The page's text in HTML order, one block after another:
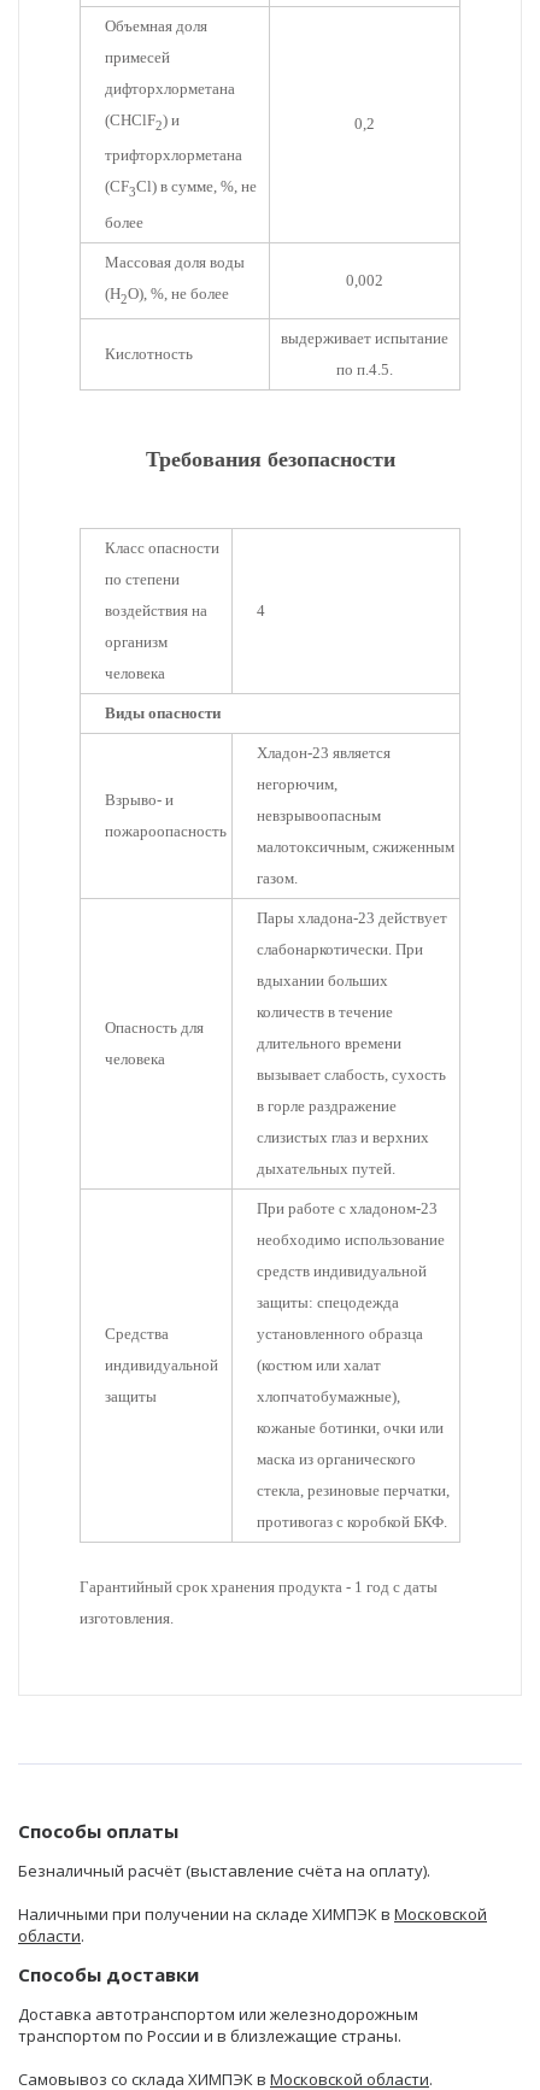
Объемная доля
примесей
дифторхлорметана
(CHClF2) и
трифторхлорметана
(CF3Cl) в сумме, %, не
более
0,2
Массовая доля воды
(H2O), %, не более
0,002
Кислотность
выдерживает испытание
по п.4.5.
Требования безопасности
Класс опасности
по степени
воздействия на
организм
человека
4
Виды опасности
Взрыво- и
пожароопасность
Хладон-23 является
негорючим,
невзрывоопасным
малотоксичным, сжиженным
газом.
Опасность для
человека
Пары хладона-23 действует
слабонаркотически. При
вдыхании больших
количеств в течение
длительного времени
вызывает слабость, сухость
в горле раздражение
слизистых глаз и верхних
дыхательных путей.
Средства
индивидуальной
защиты
При работе с хладоном-23
необходимо использование
средств индивидуальной
защиты: спецодежда
установленного образца
(костюм или халат
хлопчатобумажные),
кожаные ботинки, очки или
маска из органического
стекла, резиновые перчатки,
противогаз с коробкой БКФ.
Гарантийный срок хранения продукта - 1 год с даты
изготовления.
Способы оплаты
Безналичный расчёт (выставление счёта на оплату).
Наличными при получении на складе ХИМПЭК в Московской
области.
Способы доставки
Доставка автотранспортом или железнодорожным
транспортом по России и в близлежащие страны.
Самовывоз со склада ХИМПЭК в Московской области.